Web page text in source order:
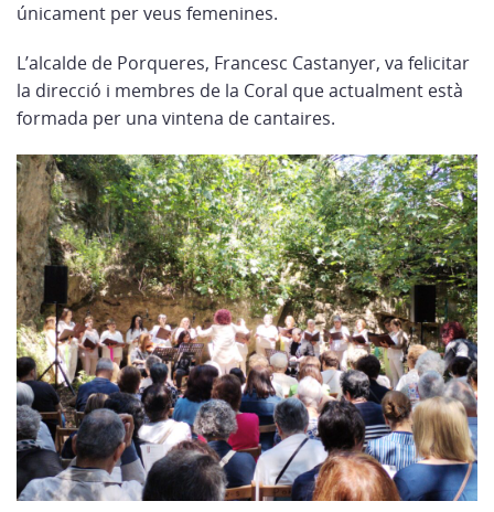
únicament per veus femenines.
L’alcalde de Porqueres, Francesc Castanyer, va felicitar
la direcció i membres de la Coral que actualment està
formada per una vintena de cantaires.